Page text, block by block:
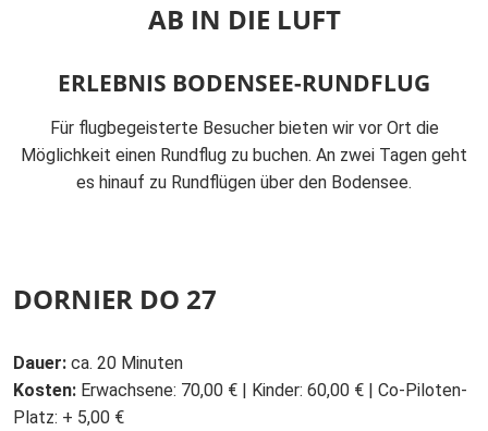
AB IN DIE LUFT
ERLEBNIS BODENSEE-RUNDFLUG
Für flugbegeisterte Besucher bieten wir vor Ort die
Möglichkeit einen Rundflug zu buchen. An zwei Tagen geht
es hinauf zu Rundflügen über den Bodensee.
DORNIER DO 27
Dauer: ca. 20 Minuten
Kosten: Erwachsene: 70,00 € | Kinder: 60,00 € | Co-Piloten-
Platz: + 5,00 €